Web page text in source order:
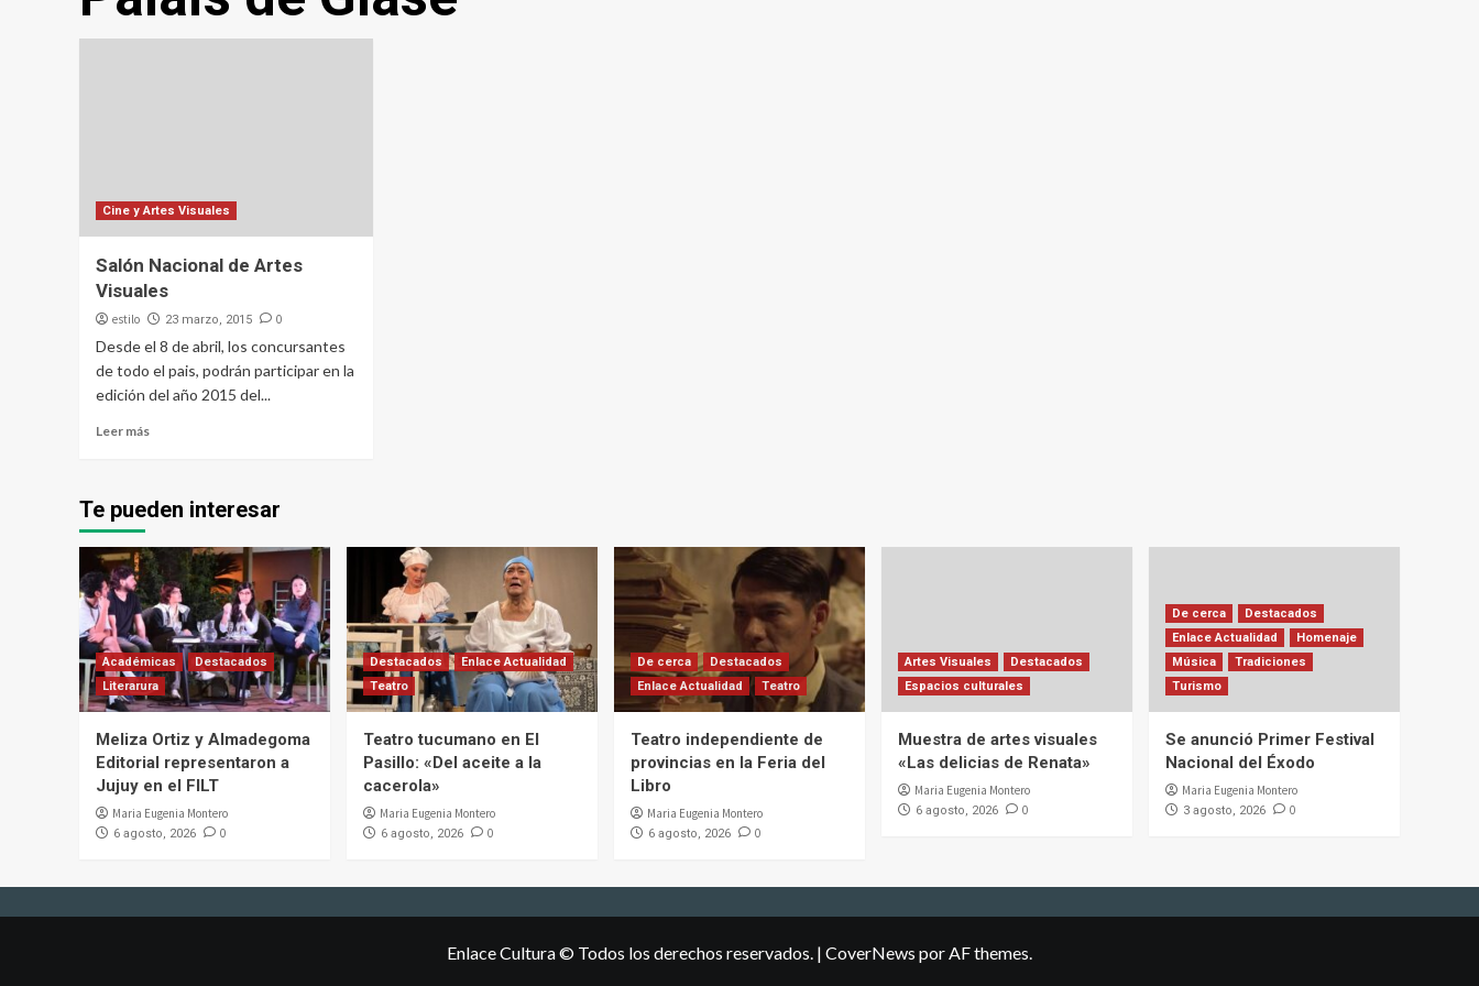
Cine y Artes Visuales
Salón Nacional de Artes
Visuales
estilo 23 marzo, 2015 0
Desde el 8 de abril, los concursantes
de todo el pais, podrán participar en la
edición del año 2015 del...
Leer más
Te pueden interesar
Académicas
Destacados
Literarura
Meliza Ortiz y Almadegoma
Editorial representaron a
Jujuy en el FILT
Maria Eugenia Montero
6 agosto, 2026 0
Destacados
Enlace Actualidad
Teatro
Teatro tucumano en El
Pasillo: «Del aceite a la
cacerola»
Maria Eugenia Montero
6 agosto, 2026 0
De cerca
Destacados
Enlace Actualidad
Teatro
Teatro independiente de
provincias en la Feria del
Libro
Maria Eugenia Montero
6 agosto, 2026 0
Artes Visuales
Destacados
Espacios culturales
Muestra de artes visuales
«Las delicias de Renata»
Maria Eugenia Montero
6 agosto, 2026 0
De cerca
Destacados
Enlace Actualidad
Homenaje
Música
Tradiciones
Turismo
Se anunció Primer Festival
Nacional del Éxodo
Maria Eugenia Montero
3 agosto, 2026 0
Enlace Cultura © Todos los derechos reservados. | CoverNews por AF themes.